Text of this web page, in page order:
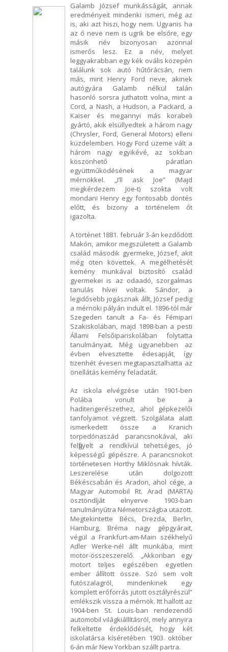
Galamb József munkásságát, annak
eredményeit mindenki ismeri, még az
is, aki azt hiszi, hogy nem. Ugyanis ha
az ő neve nem is ugrik be elsőre, egy
másik név bizonyosan azonnal
ismerős lesz. Ez a név, melyet
leggyakrabban egy kék ovális közepén
találunk sok autó hűtőrácsán, nem
más, mint Henry Ford neve, akinek
autógyára Galamb nélkül talán
hasonló sorsra juthatott volna, mint a
Cord, a Nash, a Hudson, a Packard, a
Kaiser és megannyi más korabeli
gyártó, akik elsüllyedtek a három nagy
(Chrysler, Ford, General Motors) elleni
küzdelemben. Hogy Ford üzeme vált a
három nagy egyikévé, az sokban
köszönhető páratlan
együttműködésének a magyar
mérnökkel. „I’ll ask Joe” (Majd
megkérdezem Joe-t) szokta volt
mondani Henry egy fontosabb döntés
előtt, és bizony a történelem őt
igazolta.
A történet 1881. február 3-án kezdődött
Makón, amikor megszületett a Galamb
család második gyermeke, József, akit
még öten követtek. A megélhetését
kemény munkával biztosító család
gyermekei is az odaadó, szorgalmas
tanulás hívei voltak. Sándor, a
legidősebb jogásznak állt, József pedig
a mérnöki pályán indult el. 1896-tól már
Szegeden tanult a Fa- és Fémipari
Szakiskolában, majd 1898-ban a pesti
Állami Felsőipariskolában folytatta
tanulmányait. Még ugyanebben az
évben elvesztette édesapját, így
tizenhét évesen megtapasztalhatta az
önellátás kemény feladatát.
Az iskola elvégzése után 1901-ben
Polába vonult be a
haditengerészethez, ahol gépkezelői
tanfolyamot végzett. Szolgálata alatt
ismerkedett össze a Kranich
torpedónaszád parancsnokával, aki
felfigyelt a rendkívül tehetséges, jó
képességű gépészre. A parancsnokot
történetesen Horthy Miklósnak hívták.
Leszerelése után dolgozott
Békéscsabán és Aradon, ahol cége, a
Magyar Automobil Rt. Arad (MARTA)
ösztöndíját elnyerve 1903-ban
tanulmányútra Németországba utazott.
Megtekintette Bécs, Drezda, Berlin,
Hamburg, Bréma nagy gépgyárait,
végül a Frankfurt-am-Main székhelyű
Adler Werke-nél állt munkába, mint
motor-összeszerelő. „Akkoriban egy
motort teljes egészében egyetlen
ember állított össze. Szó sem volt
futószalagról, mindenkinek egy
komplett erőforrás jutott osztályrészül”
emlékszik vissza a mérnök. Itt hallott az
1904-ben St. Louis-ban rendezendő
automobil világkiállításról, mely annyira
felkeltette érdeklődését, hogy két
iskolatársa kíséretében 1903. október
6-án már New Yorkban szállt partra.